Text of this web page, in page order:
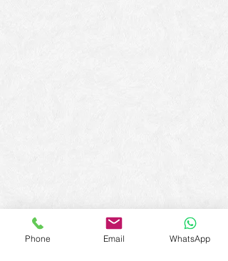
ADHÉSION CARIBBEAN EAGLES, cliquez ici
Phone Email WhatsApp